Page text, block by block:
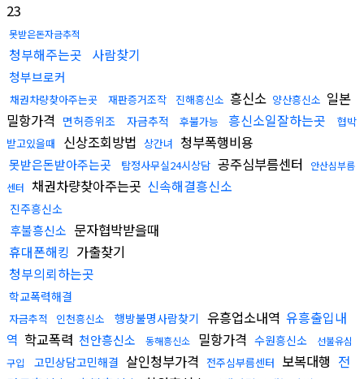
23
못받은돈자금추적
청부해주는곳 사람찾기
청부브로커
채권차량찾아주는곳 재판증거조작 진해흥신소 흥신소 양산흥신소 일본
밀항가격 면허증위조 자금추적 후불가능 흥신소일잘하는곳
협박
받고있을때
신상조회방법 상간녀 청부폭행비용
못받은돈받아주는곳 탐정사무실24시상담 공주심부름센터
안산심부름
센터
채권차량찾아주는곳 신속해결흥신소
진주흥신소
후불흥신소 문자협박받을때
휴대폰해킹 가출찾기
청부의뢰하는곳
학교폭력해결
자금추적 인천흥신소 행방불명사람찾기 유흥업소내역 유흥출입내
역 학교폭력 천안흥신소 동해흥신소 밀항가격 수원흥신소
선불유심
구입
고민상담고민해결 살인청부가격 전주심부름센터 보복대행 전